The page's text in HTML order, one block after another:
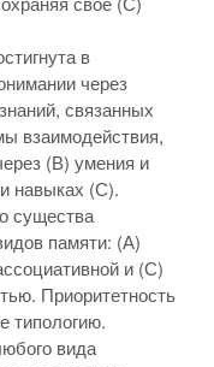
в
через
связанных
взаимодействия,
(В) умения и
навыках (С).
существа
памяти: (А)
и (С)
Приоритетность
типологию.
вида